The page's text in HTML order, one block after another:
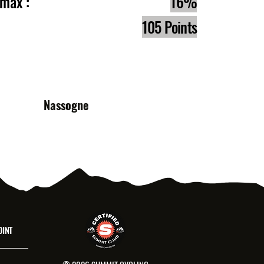
:
105 Points
Nassogne